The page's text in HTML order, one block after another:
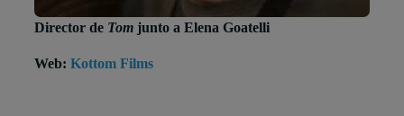
Director de Tom junto a Elena Goatelli
Web: Kottom Films